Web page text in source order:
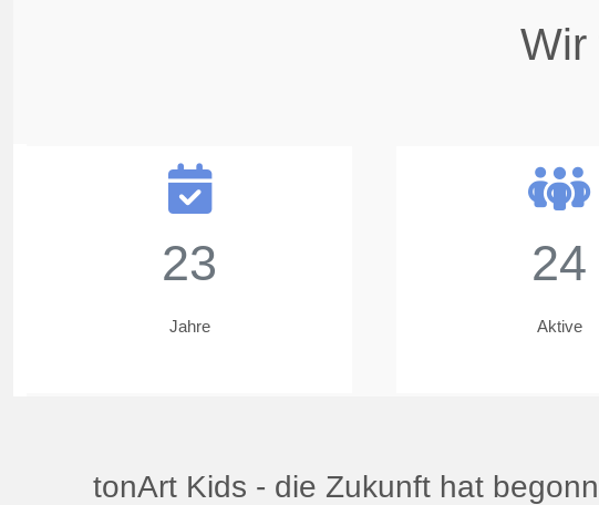
Wir
23
Jahre
24
Aktive
tonArt Kids - die Zukunft hat